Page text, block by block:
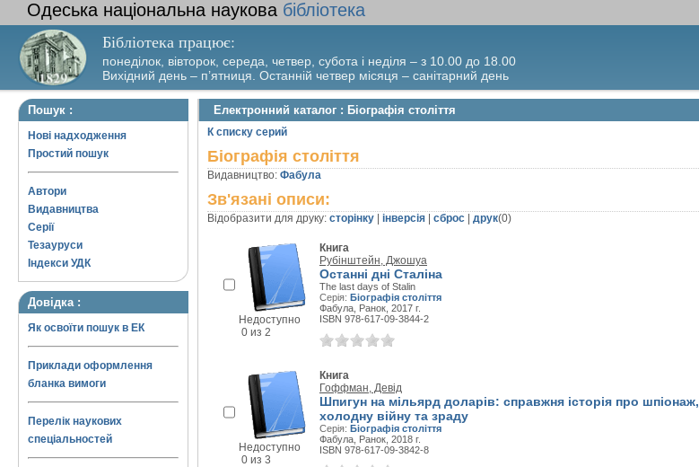
Одеська національна наукова бібліотека
Бібліотека працює:
понеділок, вівторок, середа, четвер, субота і неділя – з 10.00 до 18.00
Вихідний день – п’ятниця. Останній четвер місяця – санітарний день
Пошук :
Нові надходження
Простий пошук
Автори
Видавництва
Серії
Тезауруси
Індекси УДК
Довідка :
Як освоїти пошук в ЕК
Приклади оформлення
бланка вимоги
Перелік наукових
спеціальностей
Електронний каталог : Біографія століття
К списку серий
Біографія століття
Видавництво: Фабула
Зв'язані описи:
Відобразити для друку: сторінку інверсія сброс друк(0)
Недоступно
0 из 2
Книга
Рубінштейн, Джошуа
Останні дні Сталіна
The last days of Stalin
Серія: Біографія століття
Фабула, Ранок, 2017 г.
ISBN 978-617-09-3844-2
Недоступно
0 из 3
Книга
Гоффман, Девід
Шпигун на мільярд доларів: справжня історія про шпіонаж,
холодну війну та зраду
Серія: Біографія століття
Фабула, Ранок, 2018 г.
ISBN 978-617-09-3842-8